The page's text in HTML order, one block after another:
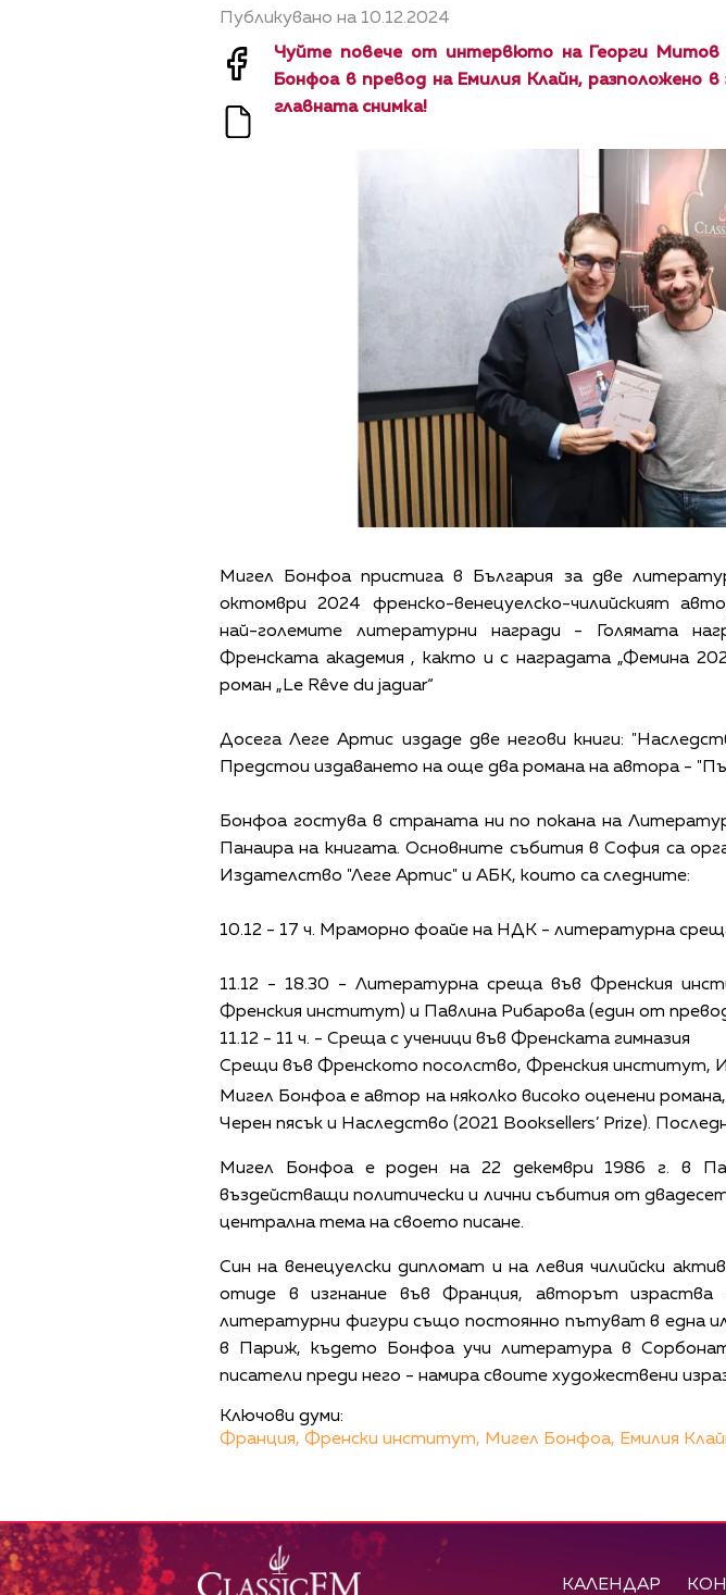
Публикувано на 10.12.2024
Чуйте повече от интервюто на Георги Митов
Бонфоа в превод на Емилия Клайн, разположено
главната снимка!
Мигел Бонфоа пристига в България за две
октомври 2024 френско-венецуелско-чилийският
най-големите литературни награди - Голямата
Френската академия , както и с наградата „Фемина
роман „Le Rêve du jaguar“
Досега Леге Артис издаде две негови книги:
Предстои издаването на още два романа на автора -
Бонфоа гостува в страната ни по покана на
Панаира на книгата. Основните събития в София са
Издателство "Леге Артис" и АБК, които са следните:
10.12 - 17 ч. Мраморно фоайе на НДК - литературна
11.12 - 18.30 - Литературна среща във Френския
Френския институт) и Павлина Рибарова (един от
11.12 - 11 ч. - Среща с ученици във Френската гимназия
Срещи във Френското посолство, Френския институт,
Мигел Бонфоа е автор на няколко високо оценени
Черен пясък и Наследство (2021 Booksellers’ Prize).
Мигел Бонфоа е роден на 22 декември 1986 г. в
въздействащи политически и лични събития от
централна тема на своето писане.
Син на венецуелски дипломат и на левия чилийски
отиде в изгнание във Франция, авторът
литературни фигури също постоянно пътуват в една
в Париж, където Бонфоа учи литература в
писатели преди него - намира своите художествени
Ключови думи:
Франция, Френски институт, Мигел Бонфоа, Емилия
КАЛЕНДАР